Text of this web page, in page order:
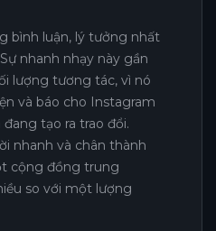
bình luận, lý tưởng nhất
nhanh nhạy này gần
lượng tương tác, vì nó
và báo cho Instagram
tạo ra trao đổi.
nhanh và chân thành
cộng đồng trung
so với một lượng